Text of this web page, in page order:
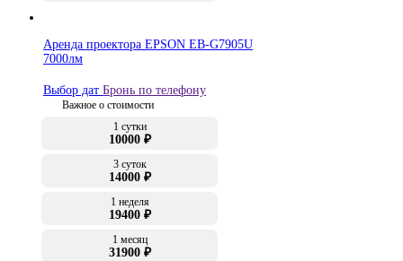
Аренда проектора EPSON EB-G7905U
7000лм
Выбор дат Бронь по телефону
Важное о стоимости
1 сутки
10000 ₽
3 суток
14000 ₽
1 неделя
19400 ₽
1 месяц
31900 ₽